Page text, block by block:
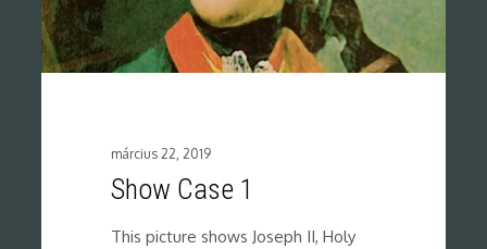
március 22, 2019
Show Case 1
This picture shows Joseph II, Holy